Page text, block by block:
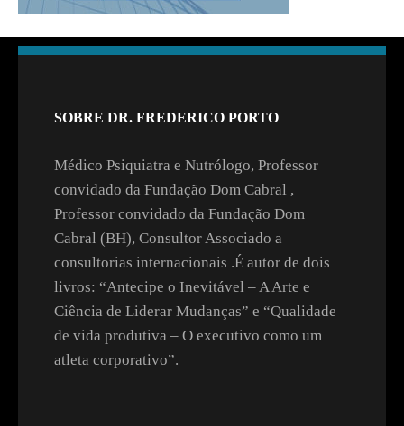
SOBRE DR. FREDERICO PORTO
Médico Psiquiatra e Nutrólogo, Professor
convidado da Fundação Dom Cabral ,
Professor convidado da Fundação Dom
Cabral (BH), Consultor Associado a
consultorias internacionais .É autor de dois
livros: “Antecipe o Inevitável – A Arte e
Ciência de Liderar Mudanças” e “Qualidade
de vida produtiva – O executivo como um
atleta corporativo”.